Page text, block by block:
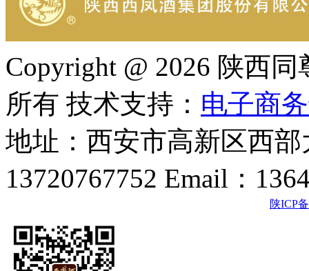
Copyright @ 2026 陕西
所有 技术支持： 电子商
地址：西安市高新区西
13720767752 Email：
陕ICP